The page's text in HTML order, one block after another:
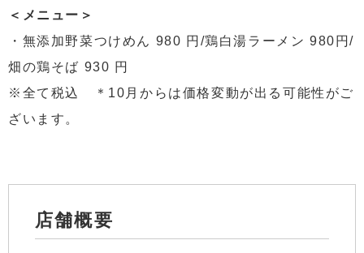
＜メニュー＞
・無添加野菜つけめん 980 円/鶏白湯ラーメン 980円/
畑の鶏そば 930 円
※全て税込 ＊10月からは価格変動が出る可能性がご
ざいます。
店舗概要